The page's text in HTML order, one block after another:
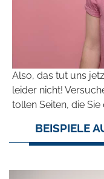
Also, das tut uns
leider nicht!
tollen Seiten, die
BEISPIELE